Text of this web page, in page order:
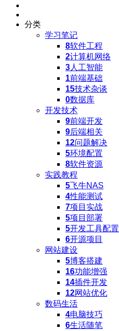
分类
学习笔记
8软件工程
2计算机网络
3人工智能
1前端基础
15技术杂谈
0数据库
开发技术
9前端开发
9后端相关
12问题解决
5环境配置
8软件资源
实践教程
5飞牛NAS
4性能测试
7项目实战
5项目部署
5开发工具配置
6开源项目
网站建设
5博客搭建
16功能增强
14插件开发
12网站优化
数码生活
4电脑技巧
6生活随笔